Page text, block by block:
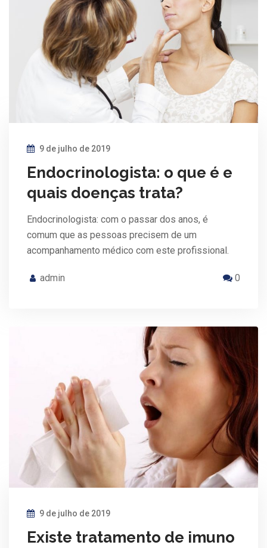
9 de julho de 2019
Endocrinologista: o que é e
quais doenças trata?
Endocrinologista: com o passar dos anos, é
comum que as pessoas precisem de um
acompanhamento médico com este profissional.
admin 0
9 de julho de 2019
Existe tratamento de imuno